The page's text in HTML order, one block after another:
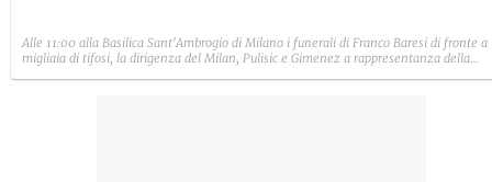
Alle 11:00 alla Basilica Sant'Ambrogio di Milano i funerali di Franco Baresi di fronte a
migliaia di tifosi, la dirigenza del Milan, Pulisic e Gimenez a rappresentanza della